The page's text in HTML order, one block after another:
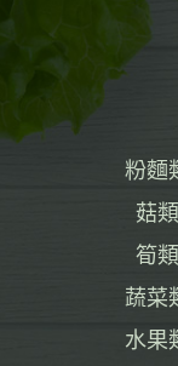
粉麵
菇類
筍類
蔬菜
水果